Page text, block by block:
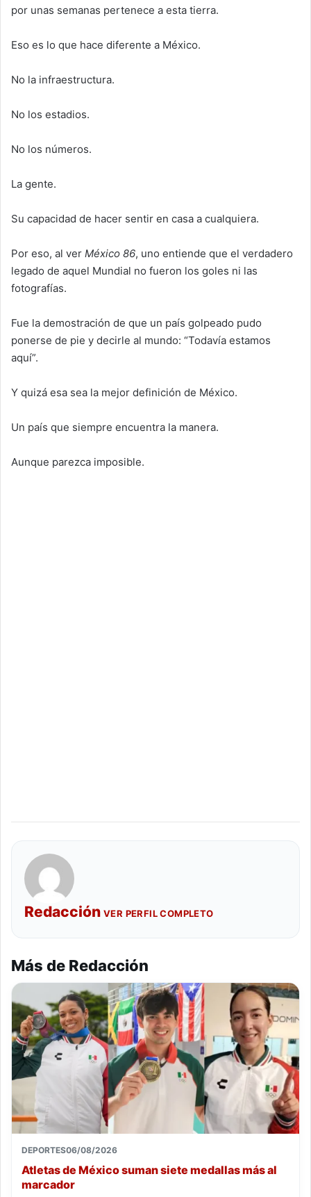
por unas semanas pertenece a esta tierra.
Eso es lo que hace diferente a México.
No la infraestructura.
No los estadios.
No los números.
La gente.
Su capacidad de hacer sentir en casa a cualquiera.
Por eso, al ver México 86, uno entiende que el verdadero
legado de aquel Mundial no fueron los goles ni las
fotografías.
Fue la demostración de que un país golpeado pudo
ponerse de pie y decirle al mundo: “Todavía estamos
aquí”.
Y quizá esa sea la mejor definición de México.
Un país que siempre encuentra la manera.
Aunque parezca imposible.
Redacción VER PERFIL COMPLETO
Más de Redacción
DEPORTES06/08/2026
Atletas de México suman siete medallas más al
marcador